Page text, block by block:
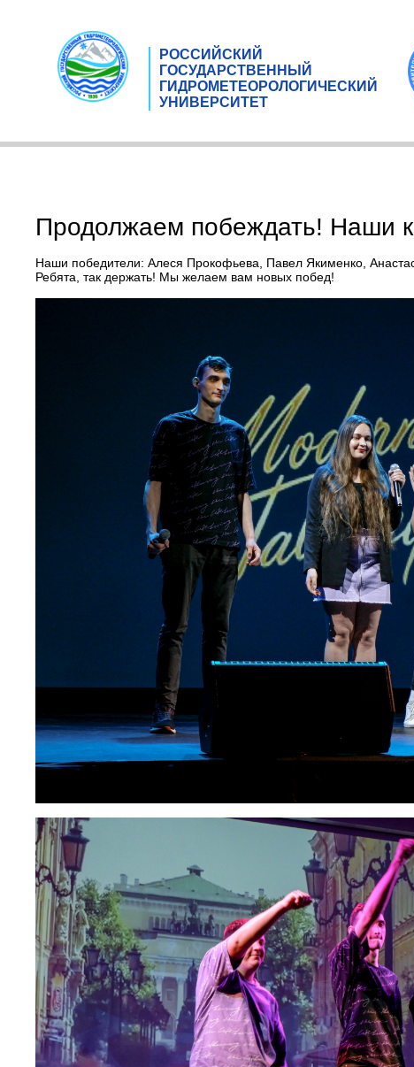
РОССИЙСКИЙ
ГОСУДАРСТВЕННЫЙ
ГИДРОМЕТЕОРОЛОГИЧЕСКИЙ
УНИВЕРСИТЕТ
Продолжаем побеждать! Наши
Наши победители: Алеся Прокофьева, Павел Якименко,
Ребята, так держать! Мы желаем вам новых побед!